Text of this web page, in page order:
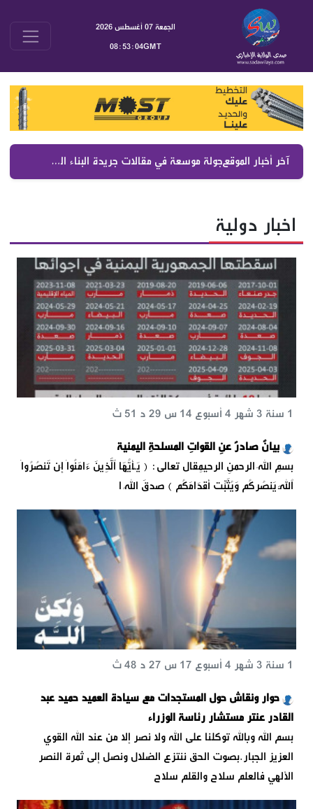
الجمعة 07 أغسطس 2026
08:53:05GMT
آخر أخبار الموقع : جولة موسعة في مقالات جريدة البناء اليوم 7 آب 2026 | أبرز التحليلات السياسية والملفات اللبنانية والإقليمية
اخبار دولية
بيانٌ صادرٌ عنِ القواتِ المسلحةِ اليمنية
1 سنة 3 شهر 4 أسبوع 14 س 29 د 51 ث
بسمِ اللهِ الرحمنِ الرحيمِقال تعالى: { یَـٰۤأَیُّهَا ٱلَّذِینَ ءَامَنُوۤا۟ إِن تَنصُرُوا۟
ٱللَّهَ یَنصُرۡكُمۡ وَیُثَبِّتۡ أَقۡدَامَكُمۡ } صدقَ اللهُ ا
حوار ونقاش حول المستجدات مع سيادة العميد حميد عبد
القادر عنتر مستشار رئاسة الوزراء
1 سنة 3 شهر 4 أسبوع 17 س 27 د 48 ث
بسم الله وبالله توكلنا على الله ولا نصر إلا من عند الله القوي
العزيز الجبار.بصوت الحق ننتزع الضلال ونصل إلى ثمرة النصر
الألهي فالعلم سلاح والقلم سلاح